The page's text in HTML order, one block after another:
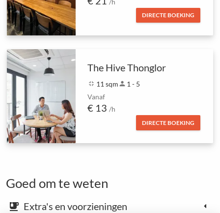
DIRECTE BOEKING
The Hive Thonglor
fullscreen_exit 11 sqmperson 1 - 5
Vanaf
€ 13 /h
DIRECTE BOEKING
Goed om te weten
emoji_food_beverage Extra's en voorzieningen